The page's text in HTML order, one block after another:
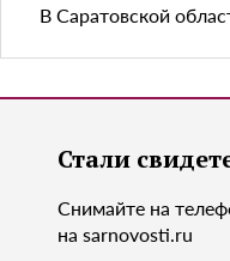
В Саратовской
Стали
Снимайте на
на sarnovosti.ru